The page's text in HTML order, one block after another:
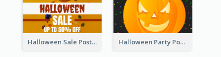
Halloween Sale Poster Halloween Party Poster